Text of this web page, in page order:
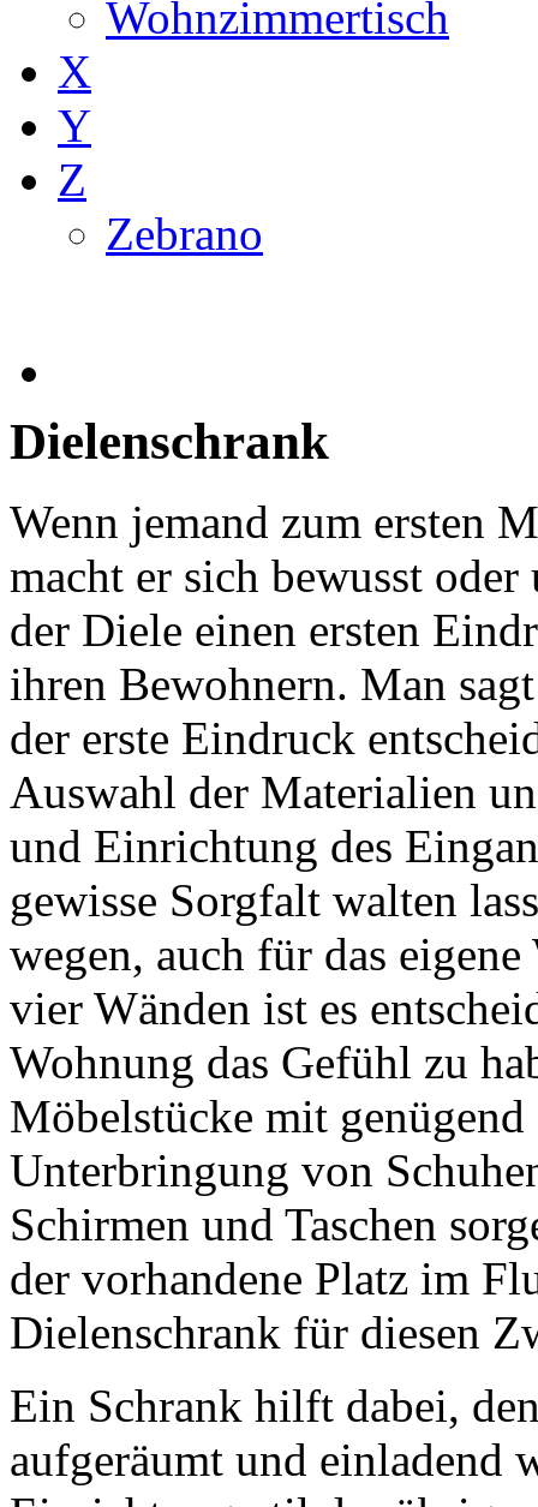
Wohnzimmertisch
X
Y
Z
Zebrano
Dielenschrank
Wenn jemand zum ersten
macht er sich bewusst
der Diele einen ersten
ihren Bewohnern. Man
der erste Eindruck
Auswahl der Materialien
und Einrichtung des
gewisse Sorgfalt walten
wegen, auch für das
vier Wänden ist es
Wohnung das Gefühl zu
Möbelstücke mit
Unterbringung von
Schirmen und Taschen
der vorhandene Platz im
Dielenschrank für diesen
Ein Schrank hilft dabei,
aufgeräumt und einladend